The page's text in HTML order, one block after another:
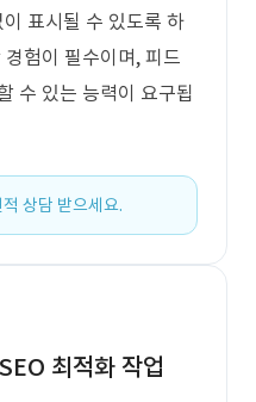
표시될 수 있도록 하
험이 필수이며, 피드
수 있는 능력이 요구됩
상담 받으세요.
최적화 작업